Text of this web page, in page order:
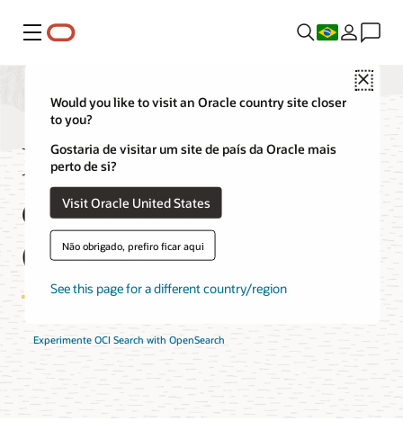
Menu
Close
Would you like to visit an Oracle country site closer
to you?
Gostaria de visitar um site de país da Oracle mais
perto de si?
Visit Oracle United States
Não obrigado, prefiro ficar aqui
See this page for a different country/region
Perguntas frequentes
do Search with
OpenSearch
Experimente OCI Search with OpenSearch